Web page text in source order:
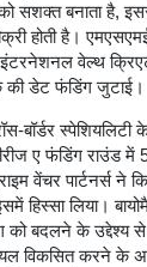
सशक्त बनाता है,
होती है।
इंटरनेशनल वेल्थ
की डेट फंडिंग जुटाई।
बॉर्डर स्पेशियलिटी
ए फंडिंग राउंड में
वेंचर पार्टनर्स ने
हिस्सा लिया।
को बदलने के उद्देश्य
विकसित करने के